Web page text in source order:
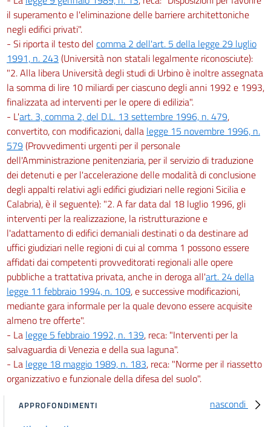
il superamento e l'eliminazione delle barriere architettoniche
negli edifici privati".
- Si riporta il testo del comma 2 dell'art. 5 della legge 29 luglio
1991, n. 243 (Università non statali legalmente riconosciute):
"2. Alla libera Università degli studi di Urbino è inoltre assegnata
la somma di lire 10 miliardi per ciascuno degli anni 1992 e 1993,
finalizzata ad interventi per le opere di edilizia".
- L'art. 3, comma 2, del D.L. 13 settembre 1996, n. 479,
convertito, con modificazioni, dalla legge 15 novembre 1996, n.
579 (Provvedimenti urgenti per il personale
dell'Amministrazione penitenziaria, per il servizio di traduzione
dei detenuti e per l'accelerazione delle modalità di conclusione
degli appalti relativi agli edifici giudiziari nelle regioni Sicilia e
Calabria), è il seguente): "2. A far data dal 18 luglio 1996, gli
interventi per la realizzazione, la ristrutturazione e
l'adattamento di edifici demaniali destinati o da destinare ad
uffici giudiziari nelle regioni di cui al comma 1 possono essere
affidati dai competenti provveditorati regionali alle opere
pubbliche a trattativa privata, anche in deroga all'art. 24 della
legge 11 febbraio 1994, n. 109, e successive modificazioni,
mediante gara informale per la quale devono essere acquisite
almeno tre offerte".
- La legge 5 febbraio 1992, n. 139, reca: "Interventi per la
salvaguardia di Venezia e della sua laguna".
- La legge 18 maggio 1989, n. 183, reca: "Norme per il riassetto
organizzativo e funzionale della difesa del suolo".
nascondi
APPROFONDIMENTI